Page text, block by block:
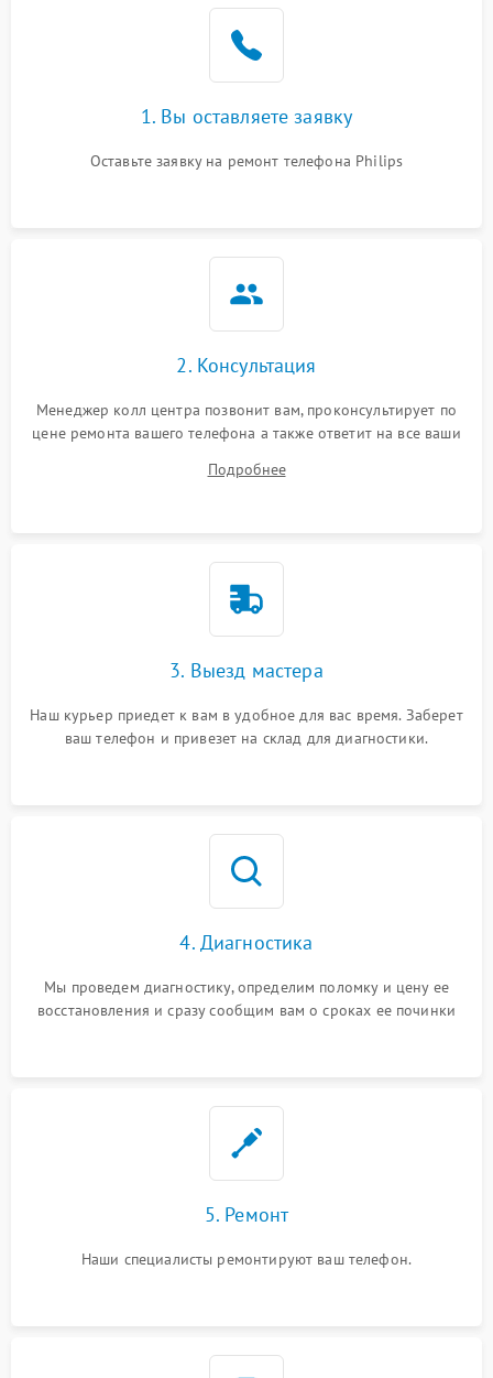
1. Вы оставляете заявку
Оставьте заявку на ремонт телефона Philips
2. Консультация
Менеджер колл центра позвонит вам, проконсультирует по
цене ремонта вашего телефона а также ответит на все ваши
Подробнее
3. Выезд мастера
Наш курьер приедет к вам в удобное для вас время. Заберет
ваш телефон и привезет на склад для диагностики.
4. Диагностика
Мы проведем диагностику, определим поломку и цену ее
восстановления и сразу сообщим вам о сроках ее починки
5. Ремонт
Наши специалисты ремонтируют ваш телефон.